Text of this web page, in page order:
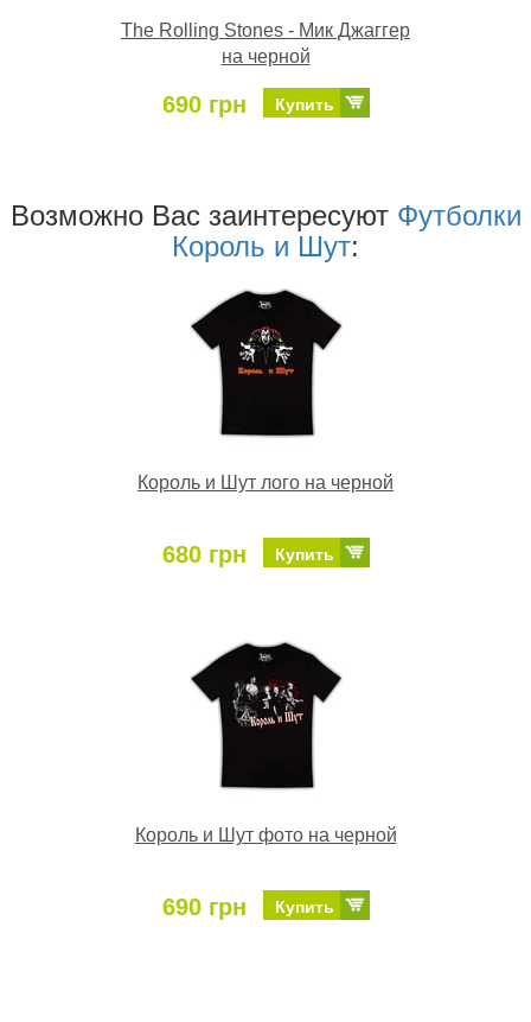
The Rolling Stones - Мик Джаггер
на черной
690 грн Купить
Возможно Ваc заинтересуют Футболки
Король и Шут:
Король и Шут лого на черной
680 грн Купить
Король и Шут фото на черной
690 грн Купить